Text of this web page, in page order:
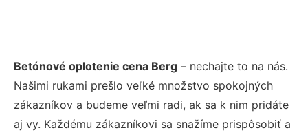
Betónové oplotenie cena Berg – nechajte to na nás.
Našimi rukami prešlo veľké množstvo spokojných
zákazníkov a budeme veľmi radi, ak sa k nim pridáte
aj vy. Každému zákazníkovi sa snažíme prispôsobiť a